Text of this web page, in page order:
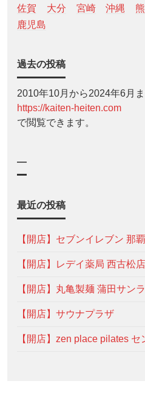
佐賀 大分 宮崎 沖縄
鹿児島
過去の投稿
2010年10月から2024年6月
https://kaiten-heiten.com
で閲覧できます。
—
最近の投稿
【開店】セブンイレブン 那
【開店】レデイ薬局 西古松店
【開店】丸亀製麺 蒲田サン
【開店】サウナプラザ
【開店】zen place pilates